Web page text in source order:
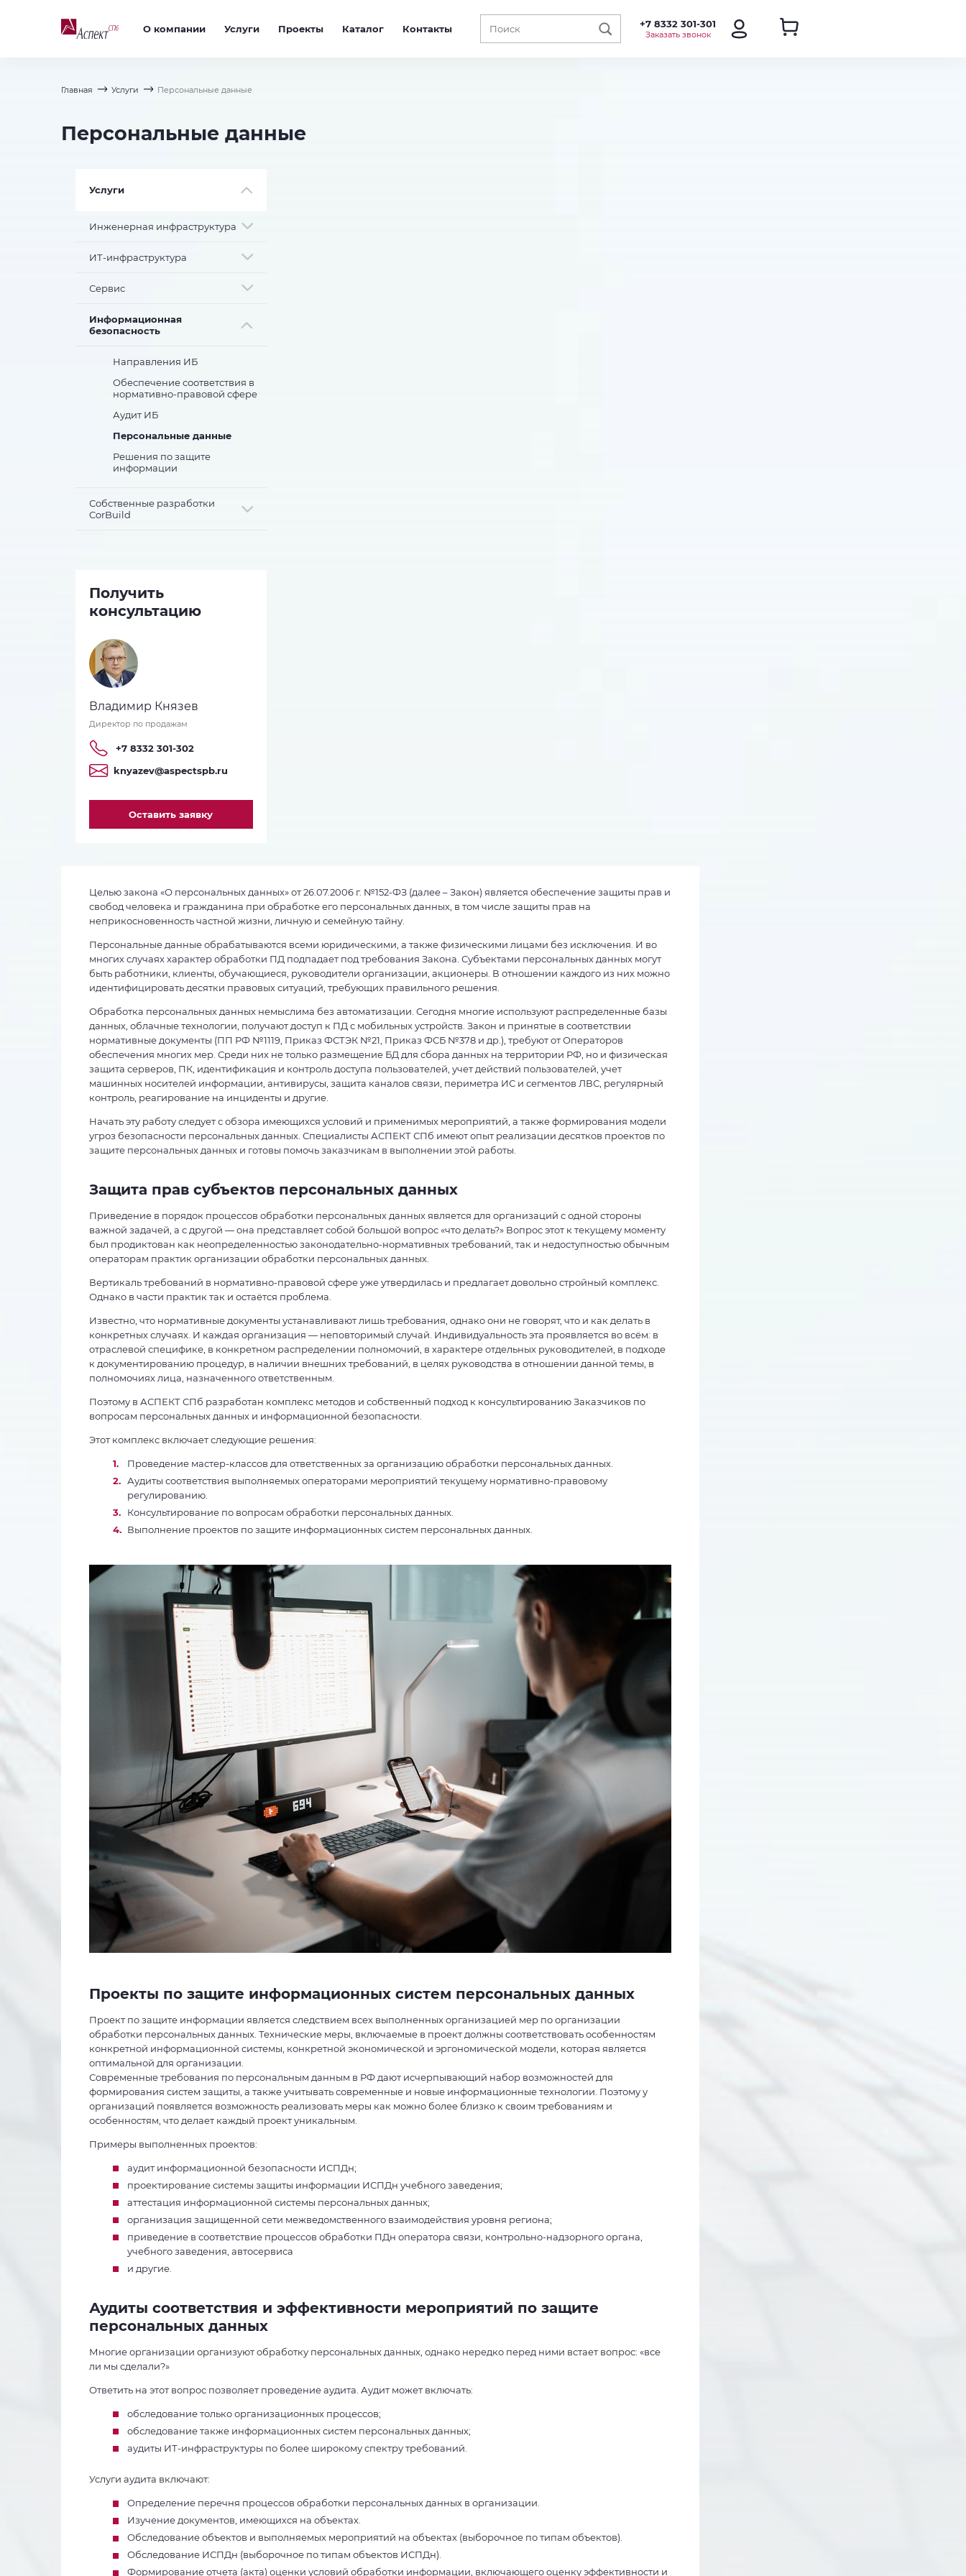
О компании Услуги Проекты Каталог Контакты +7 8332 301-301
Заказать звонок
Главная Услуги Персональные данные
Персональные данные
Услуги
Инженерная инфраструктура
ИТ-инфраструктура
Сервис
Информационная
безопасность
Направления ИБ
Обеспечение соответствия в
нормативно-правовой сфере
Аудит ИБ
Персональные данные
Решения по защите
информации
Собственные разработки
CorBuild
Получить
консультацию
Владимир Князев
Директор по продажам
+7 8332 301-302
knyazev@aspectspb.ru
Оставить заявку
Целью закона «О персональных данных» от 26.07.2006 г. №152-ФЗ (далее – Закон) является обеспечение защиты прав и
свобод человека и гражданина при обработке его персональных данных, в том числе защиты прав на
неприкосновенность частной жизни, личную и семейную тайну.
Персональные данные обрабатываются всеми юридическими, а также физическими лицами без исключения. И во
многих случаях характер обработки ПД подпадает под требования Закона. Субъектами персональных данных могут
быть работники, клиенты, обучающиеся, руководители организации, акционеры. В отношении каждого из них можно
идентифицировать десятки правовых ситуаций, требующих правильного решения.
Обработка персональных данных немыслима без автоматизации. Сегодня многие используют распределенные базы
данных, облачные технологии, получают доступ к ПД с мобильных устройств. Закон и принятые в соответствии
нормативные документы (ПП РФ №1119, Приказ ФСТЭК №21, Приказ ФСБ №378 и др.), требуют от Операторов
обеспечения многих мер. Среди них не только размещение БД для сбора данных на территории РФ, но и физическая
защита серверов, ПК, идентификация и контроль доступа пользователей, учет действий пользователей, учет
машинных носителей информации, антивирусы, защита каналов связи, периметра ИС и сегментов ЛВС, регулярный
контроль, реагирование на инциденты и другие.
Начать эту работу следует с обзора имеющихся условий и применимых мероприятий, а также формирования модели
угроз безопасности персональных данных. Специалисты АСПЕКТ СПб имеют опыт реализации десятков проектов по
защите персональных данных и готовы помочь заказчикам в выполнении этой работы.
Защита прав субъектов персональных данных
Приведение в порядок процессов обработки персональных данных является для организаций с одной стороны
важной задачей, а с другой — она представляет собой большой вопрос «что делать?» Вопрос этот к текущему моменту
был продиктован как неопределенностью законодательно-нормативных требований, так и недоступностью обычным
операторам практик организации обработки персональных данных.
Вертикаль требований в нормативно-правовой сфере уже утвердилась и предлагает довольно стройный комплекс.
Однако в части практик так и остаётся проблема.
Известно, что нормативные документы устанавливают лишь требования, однако они не говорят, что и как делать в
конкретных случаях. И каждая организация — неповторимый случай. Индивидуальность эта проявляется во всём: в
отраслевой специфике, в конкретном распределении полномочий, в характере отдельных руководителей, в подходе
к документированию процедур, в наличии внешних требований, в целях руководства в отношении данной темы, в
полномочиях лица, назначенного ответственным.
Поэтому в АСПЕКТ СПб разработан комплекс методов и собственный подход к консультированию Заказчиков по
вопросам персональных данных и информационной безопасности.
Этот комплекс включает следующие решения:
Проведение мастер-классов для ответственных за организацию обработки персональных данных.
Аудиты соответствия выполняемых операторами мероприятий текущему нормативно-правовому
регулированию.
Консультирование по вопросам обработки персональных данных.
Выполнение проектов по защите информационных систем персональных данных.
Проекты по защите информационных систем персональных данных
Проект по защите информации является следствием всех выполненных организацией мер по организации
обработки персональных данных. Технические меры, включаемые в проект должны соответствовать особенностям
конкретной информационной системы, конкретной экономической и эргономической модели, которая является
оптимальной для организации.
Современные требования по персональным данным в РФ дают исчерпывающий набор возможностей для
формирования систем защиты, а также учитывать современные и новые информационные технологии. Поэтому у
организаций появляется возможность реализовать меры как можно более близко к своим требованиям и
особенностям, что делает каждый проект уникальным.
Примеры выполненных проектов:
аудит информационной безопасности ИСПДн;
проектирование системы защиты информации ИСПДн учебного заведения;
аттестация информационной системы персональных данных;
организация защищенной сети межведомственного взаимодействия уровня региона;
приведение в соответствие процессов обработки ПДн оператора связи, контрольно-надзорного органа,
учебного заведения, автосервиса
и другие.
Аудиты соответствия и эффективности мероприятий по защите
персональных данных
Многие организации организуют обработку персональных данных, однако нередко перед ними встает вопрос: «все
ли мы сделали?»
Ответить на этот вопрос позволяет проведение аудита. Аудит может включать:
обследование только организационных процессов;
обследование также информационных систем персональных данных;
аудиты ИТ-инфраструктуры по более широкому спектру требований.
Услуги аудита включают:
Определение перечня процессов обработки персональных данных в организации.
Изучение документов, имеющихся на объектах.
Обследование объектов и выполняемых мероприятий на объектах (выборочное по типам объектов).
Обследование ИСПДн (выборочное по типам объектов ИСПДн).
Формирование отчета (акта) оценки условий обработки информации, включающего оценку эффективности и